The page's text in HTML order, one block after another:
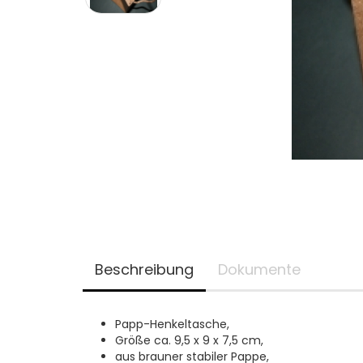
Beschreibung Dokumente
Papp-Henkeltasche,
Größe ca. 9,5 x 9 x 7,5 cm,
aus brauner stabiler Pappe,